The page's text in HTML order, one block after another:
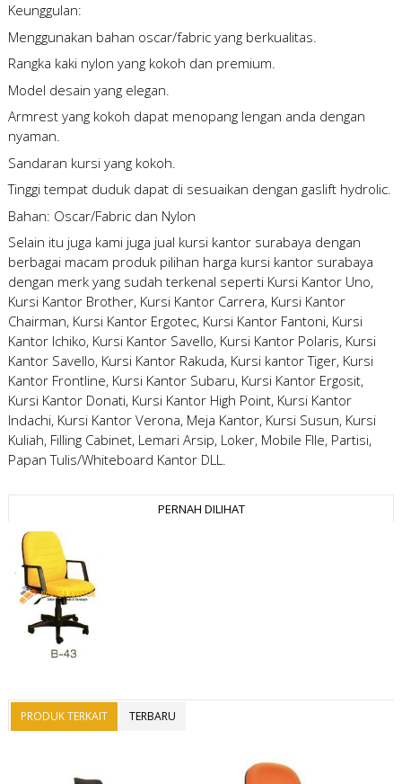
Keunggulan:
Menggunakan bahan oscar/fabric yang berkualitas.
Rangka kaki nylon yang kokoh dan premium.
Model desain yang elegan.
Armrest yang kokoh dapat menopang lengan anda dengan
nyaman.
Sandaran kursi yang kokoh.
Tinggi tempat duduk dapat di sesuaikan dengan gaslift hydrolic.
Bahan: Oscar/Fabric dan Nylon
Selain itu juga kami juga jual kursi kantor surabaya dengan
berbagai macam produk pilihan harga kursi kantor surabaya
dengan merk yang sudah terkenal seperti Kursi Kantor Uno,
Kursi Kantor Brother, Kursi Kantor Carrera, Kursi Kantor
Chairman, Kursi Kantor Ergotec, Kursi Kantor Fantoni, Kursi
Kantor Ichiko, Kursi Kantor Savello, Kursi Kantor Polaris, Kursi
Kantor Savello, Kursi Kantor Rakuda, Kursi kantor Tiger, Kursi
Kantor Frontline, Kursi Kantor Subaru, Kursi Kantor Ergosit,
Kursi Kantor Donati, Kursi Kantor High Point, Kursi Kantor
Indachi, Kursi Kantor Verona, Meja Kantor, Kursi Susun, Kursi
Kuliah, Filling Cabinet, Lemari Arsip, Loker, Mobile FIle, Partisi,
Papan Tulis/Whiteboard Kantor DLL.
PERNAH DILIHAT
PRODUK TERKAIT TERBARU